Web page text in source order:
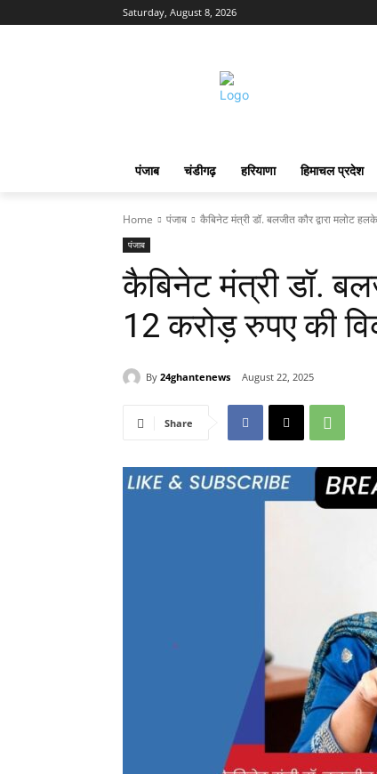
Saturday, August 8, 2026
पंजाब चंडीगढ़ हरियाणा हिमाचल प्रदेश
Home पंजाब कैबिनेट मंत्री डॉ. बलजीत कौर द्वारा मलोट
पंजाब
कैबिनेट मंत्री डॉ.
12 करोड़ रुपए की
By 24ghantenews August 22, 2025
Share